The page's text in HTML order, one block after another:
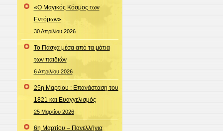
«Ο Μαγικός Κόσμος των
Εντόμων»
30 Απριλίου 2026
Το Πάσχα μέσα από τα μάτια
των παιδιών
6 Απριλίου 2026
25η Μαρτίου : Επανάσταση του
1821 και Ευαγγελισμός
25 Μαρτίου 2026
6η Μαρτίου – Πανελλήνια